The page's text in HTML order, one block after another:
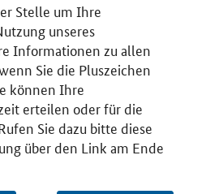
Stelle um Ihre
unseres
Informationen zu allen
Sie die Pluszeichen
können Ihre
erteilen oder für die
Sie dazu bitte diese
über den Link am Ende